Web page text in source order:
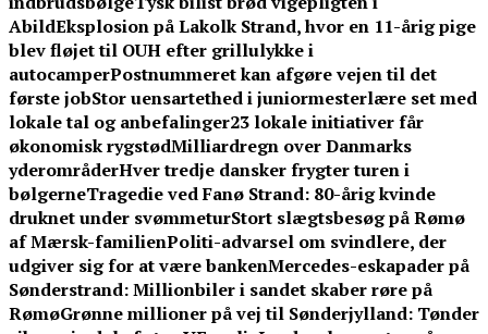
AbildEksplosion på Lakolk Strand, hvor en 11-årig pige
blev fløjet til OUH efter grillulykke i
autocamperPostnummeret kan afgøre vejen til det
første jobStor uensartethed i juniormesterlære set med
lokale tal og anbefalinger23 lokale initiativer får
økonomisk rygstødMilliardregn over Danmarks
yderområderHver tredje dansker frygter turen i
bølgerneTragedie ved Fanø Strand: 80-årig kvinde
druknet under svømmeturStort slægtsbesøg på Rømø
af Mærsk-familienPoliti-advarsel om svindlere, der
udgiver sig for at være bankenMercedes-eskapader på
Sønderstrand: Millionbiler i sandet skaber røre på
RømøGrønne millioner på vej til Sønderjylland: Tønder